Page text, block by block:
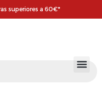
superiores a 60€*